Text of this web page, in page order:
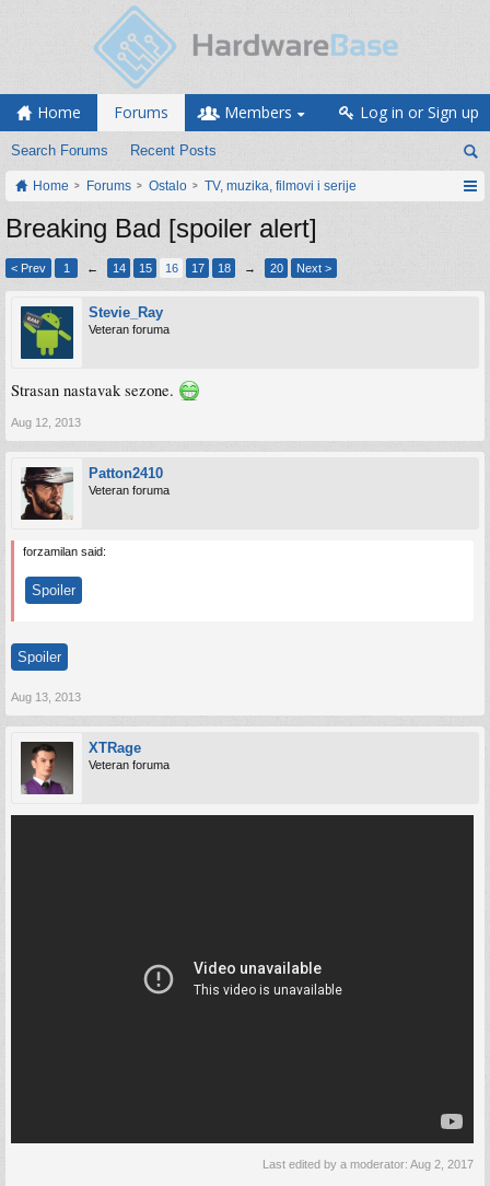
Home Forums
Search Forums Recent Posts
Members Log in or Sign up
Home Forums Ostalo TV, muzika, filmovi i serije
Breaking Bad [spoiler alert]
< Prev 1 ← 14 15 16 17 18 → 20 Next >
Stevie_Ray
Veteran foruma
Strasan nastavak sezone.
Aug 12, 2013
Patton2410
Veteran foruma
forzamilan said:
Spoiler
Spoiler
Aug 13, 2013
XTRage
Veteran foruma
Last edited by a moderator: Aug 2, 2017